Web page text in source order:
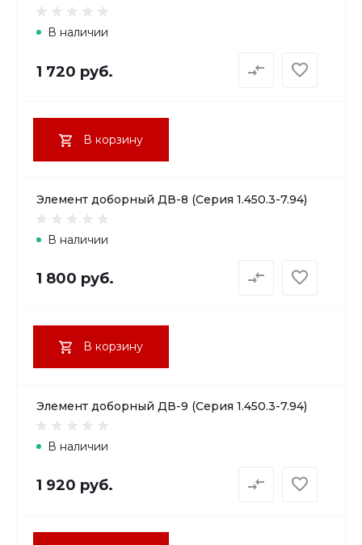
В наличии
1 720 руб.
В корзину
Элемент доборный ДВ-8 (Серия 1.450.3-7.94)
В наличии
1 800 руб.
В корзину
Элемент доборный ДВ-9 (Серия 1.450.3-7.94)
В наличии
1 920 руб.